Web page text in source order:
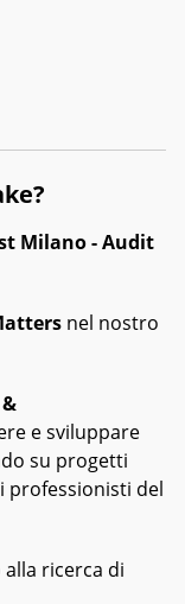
Milano - Audit
nel nostro
e sviluppare
su progetti
professionisti del
alla ricerca di